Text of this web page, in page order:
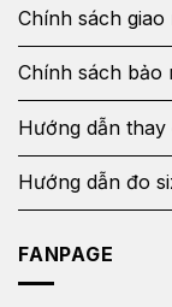
Chính sách giao
Chính sách bảo
Hướng dẫn
Hướng dẫn đo
FANPAGE